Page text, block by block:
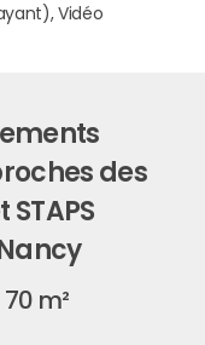
Vidéo
des
m²